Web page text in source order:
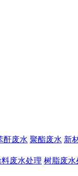
酐废水 聚酯废水 新
料废水处理 树脂废水